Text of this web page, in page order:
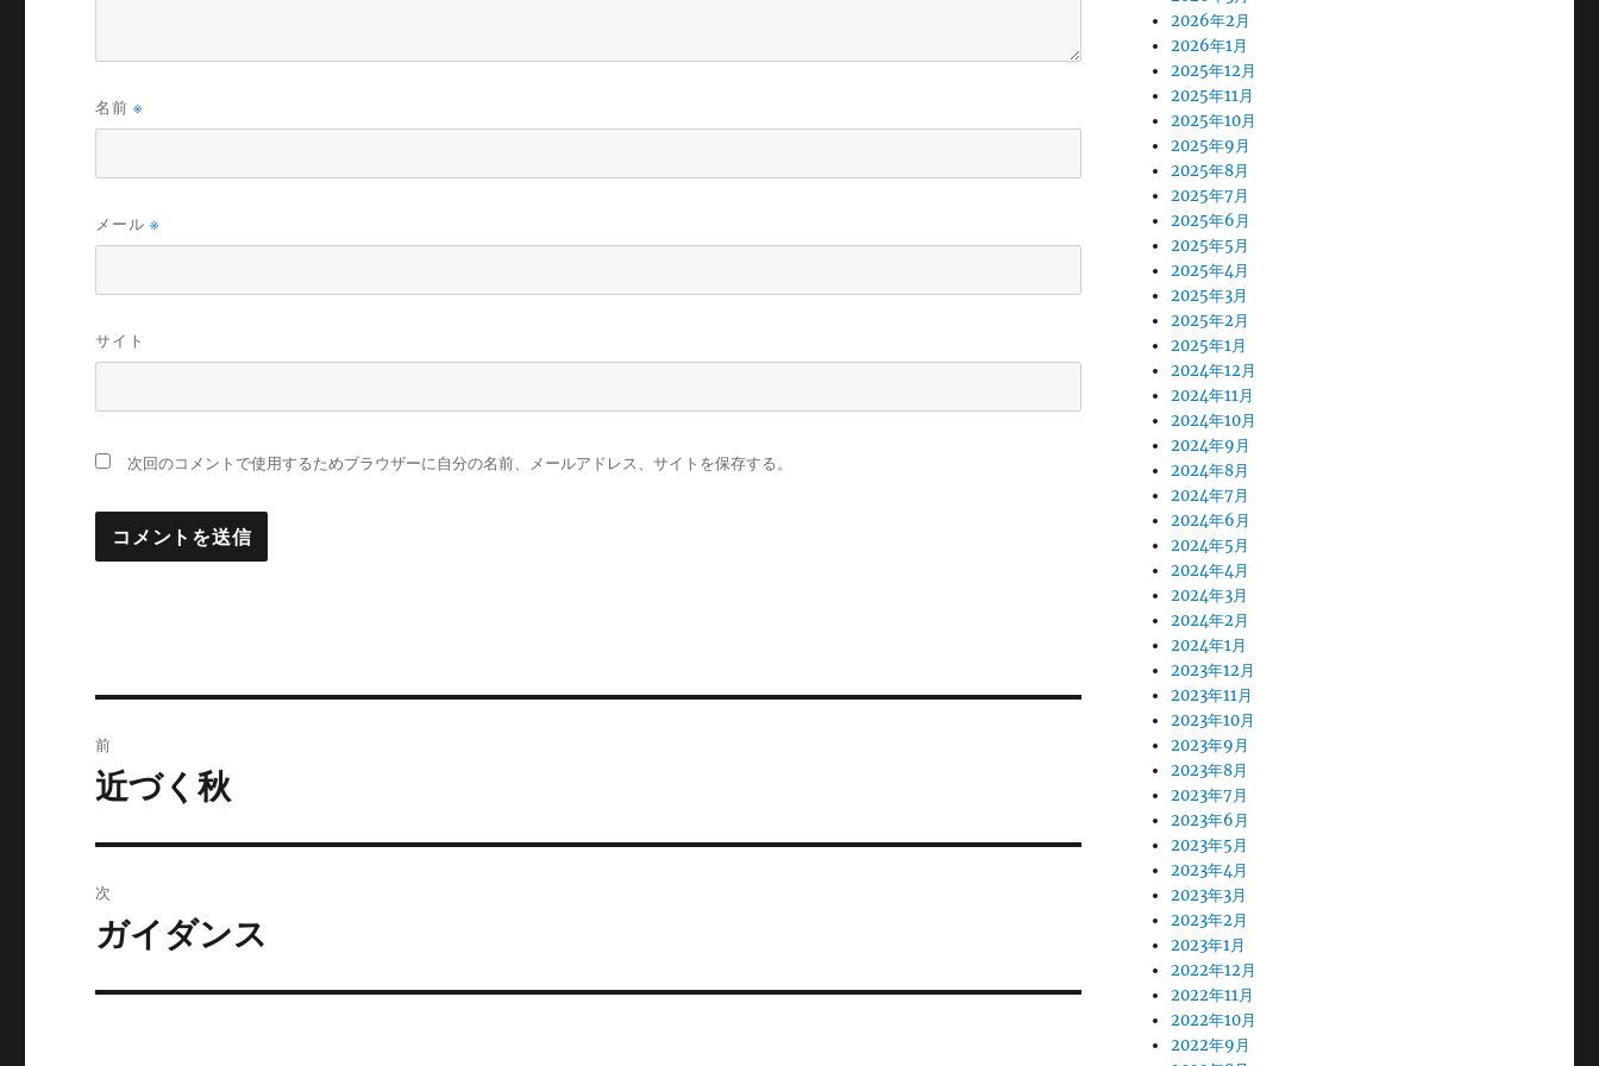
名前※
メール※
サイト
次回のコメントで使用するためブラウザーに自分の名前、メールアドレス、サイトを保存する。
稿
ゲ
前
前
投
稿:
近づく秋
次
次
投
ガイダンス
2026年2月
2026年1月
2025年12月
2025年11月
2025年10月
2025年9月
2025年8月
2025年7月
2025年6月
2025年5月
2025年4月
2025年3月
2025年2月
2025年1月
2024年12月
2024年11月
2024年10月
2024年9月
2024年8月
2024年7月
2024年6月
2024年5月
2024年4月
2024年3月
2024年2月
2024年1月
2023年12月
2023年11月
2023年10月
2023年9月
2023年8月
2023年7月
2023年6月
2023年5月
2023年4月
2023年3月
2023年2月
2023年1月
2022年12月
2022年11月
2022年10月
2022年9月